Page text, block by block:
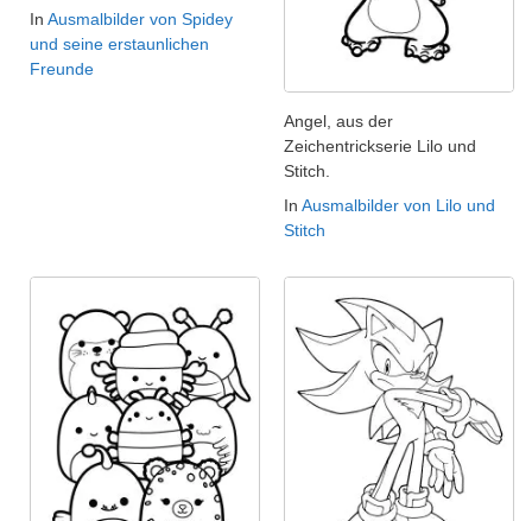
In Ausmalbilder von Spidey
und seine erstaunlichen
Freunde
Angel, aus der
Zeichentrickserie Lilo und
Stitch.
In Ausmalbilder von Lilo und
Stitch